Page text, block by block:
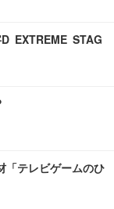
D EXTREME STAG
「テレビゲームのひ